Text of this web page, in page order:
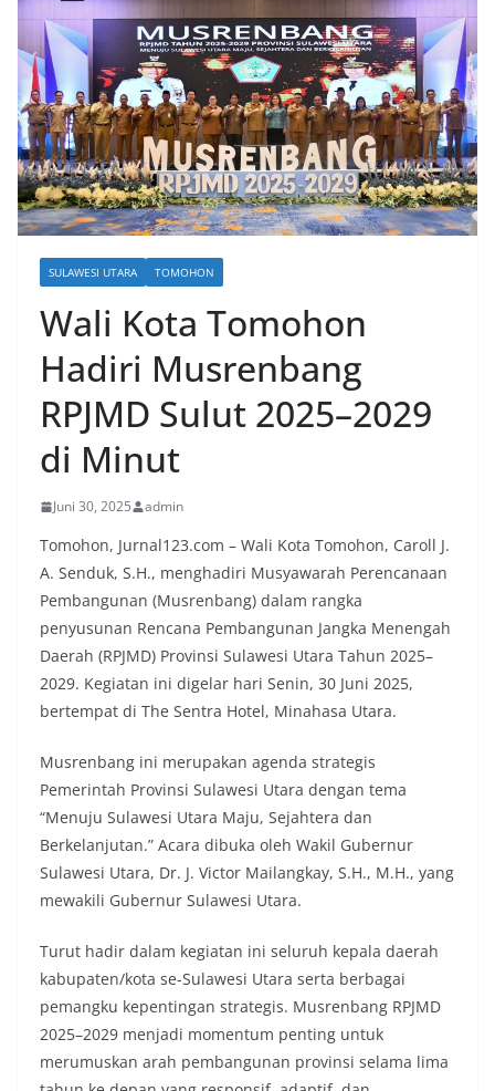
SULAWESI UTARA TOMOHON
Wali Kota Tomohon
Hadiri Musrenbang
RPJMD Sulut 2025–2029
di Minut
Juni 30, 2025 admin
Tomohon, Jurnal123.com – Wali Kota Tomohon, Caroll J.
A. Senduk, S.H., menghadiri Musyawarah Perencanaan
Pembangunan (Musrenbang) dalam rangka
penyusunan Rencana Pembangunan Jangka Menengah
Daerah (RPJMD) Provinsi Sulawesi Utara Tahun 2025–
2029. Kegiatan ini digelar hari Senin, 30 Juni 2025,
bertempat di The Sentra Hotel, Minahasa Utara.
Musrenbang ini merupakan agenda strategis
Pemerintah Provinsi Sulawesi Utara dengan tema
“Menuju Sulawesi Utara Maju, Sejahtera dan
Berkelanjutan.” Acara dibuka oleh Wakil Gubernur
Sulawesi Utara, Dr. J. Victor Mailangkay, S.H., M.H., yang
mewakili Gubernur Sulawesi Utara.
Turut hadir dalam kegiatan ini seluruh kepala daerah
kabupaten/kota se-Sulawesi Utara serta berbagai
pemangku kepentingan strategis. Musrenbang RPJMD
2025–2029 menjadi momentum penting untuk
merumuskan arah pembangunan provinsi selama lima